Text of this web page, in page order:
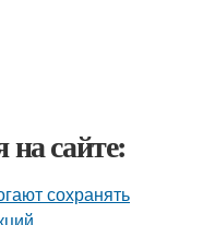
сайте:
сохранять